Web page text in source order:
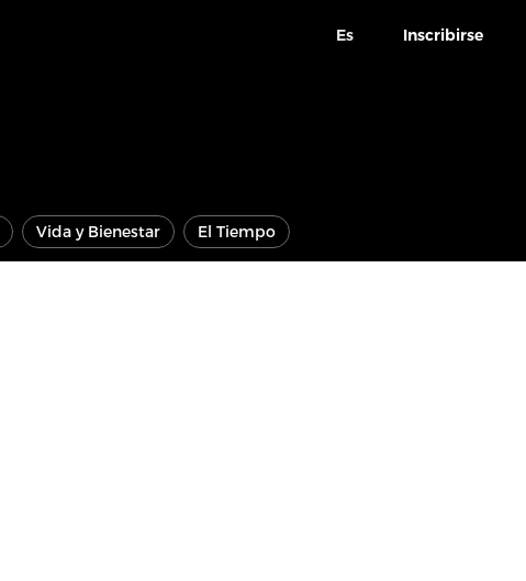
Es Inscribirse
Vida y Bienestar El Tiempo